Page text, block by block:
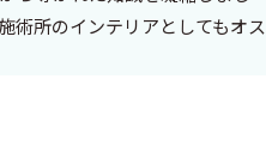
術所のインテリアとしてもオス